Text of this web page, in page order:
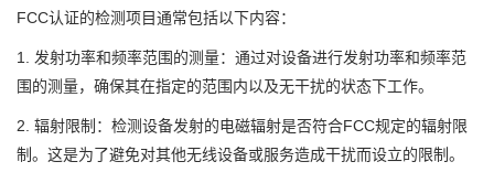
FCC认证的检测项目通常包括以下内容：
1. 发射功率和频率范围的测量：通过对设备进行发射功率和频率范
围的测量，确保其在指定的范围内以及无干扰的状态下工作。
2. 辐射限制：检测设备发射的电磁辐射是否符合FCC规定的辐射限
制。这是为了避免对其他无线设备或服务造成干扰而设立的限制。